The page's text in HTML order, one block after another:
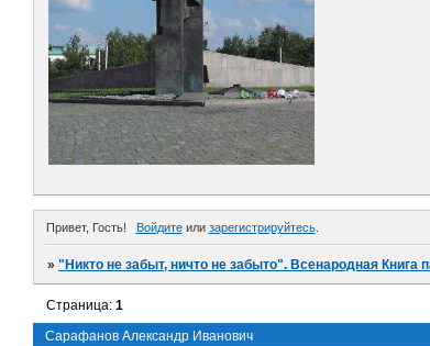
Привет, Гость! Войдитеили зарегистрируйтесь.
»"Никто не забыт, ничто не забыто". Всенародная Книга
Сарафанов Александр Иванович
Страница:1